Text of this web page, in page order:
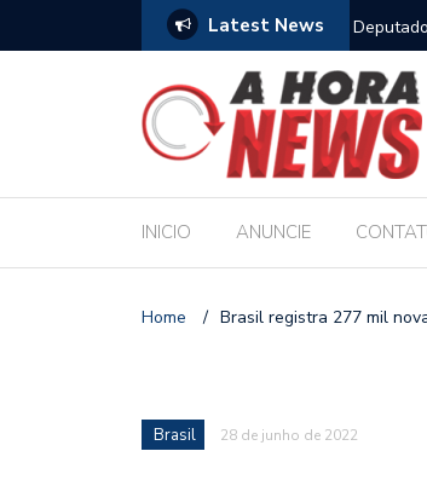
Latest News
sustentar família, aponta Dieese
Filho ao
INICIO ANUNCIE
Home / Brasil registra 277 mil
Brasil 28 de junho de 2022